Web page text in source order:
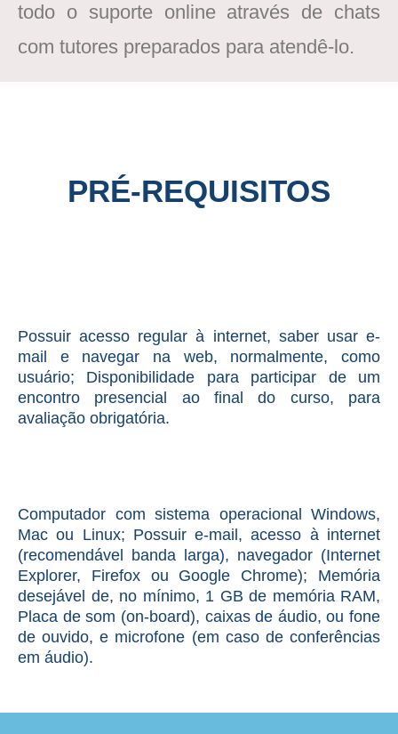
todo o suporte online através de chats
com tutores preparados para atendê-lo.
PRÉ-REQUISITOS
Possuir acesso regular à internet, saber usar e-
mail e navegar na web, normalmente, como
usuário; Disponibilidade para participar de um
encontro presencial ao final do curso, para
avaliação obrigatória.
Computador com sistema operacional Windows,
Mac ou Linux; Possuir e-mail, acesso à internet
(recomendável banda larga), navegador (Internet
Explorer, Firefox ou Google Chrome); Memória
desejável de, no mínimo, 1 GB de memória RAM,
Placa de som (on-board), caixas de áudio, ou fone
de ouvido, e microfone (em caso de conferências
em áudio).